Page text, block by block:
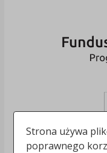
Strona używa
poprawnego